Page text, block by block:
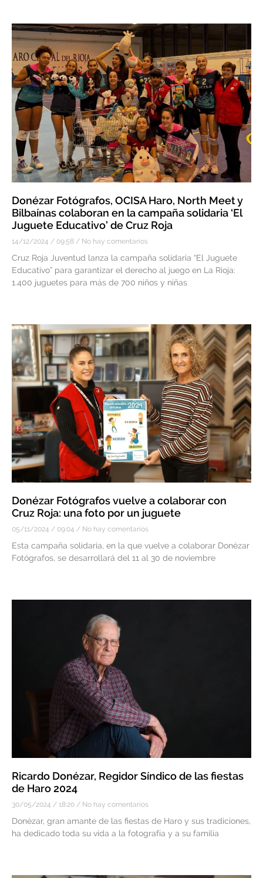
Donézar Fotógrafos, OCISA Haro, North Meet y
Bilbaínas colaboran en la campaña solidaria ‘El
Juguete Educativo’ de Cruz Roja
14/12/2024 09:58 No hay comentarios
Cruz Roja Juventud lanza la campaña solidaria “El Juguete
Educativo” para garantizar el derecho al juego en La Rioja:
1.400 juguetes para más de 700 niños y niñas
Donézar Fotógrafos vuelve a colaborar con
Cruz Roja: una foto por un juguete
05/11/2024 09:04 No hay comentarios
Esta campaña solidaria, en la que vuelve a colaborar Donézar
Fotógrafos, se desarrollará del 11 al 30 de noviembre
Ricardo Donézar, Regidor Síndico de las fiestas
de Haro 2024
30/05/2024 18:20 No hay comentarios
Donézar, gran amante de las fiestas de Haro y sus tradiciones,
ha dedicado toda su vida a la fotografía y a su familia